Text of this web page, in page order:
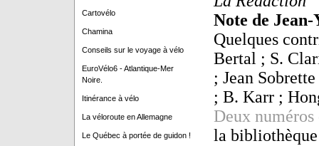
Cartovélo
Chamina
Conseils sur le voyage à vélo
EuroVélo6 - Atlantique-Mer
Noire.
Itinérance à vélo
La véloroute en Allemagne
Le Québec à portée de guidon !
Note de
Quelques
Bertal ; S.
; Jean
; B. Karr ;
Deux
la